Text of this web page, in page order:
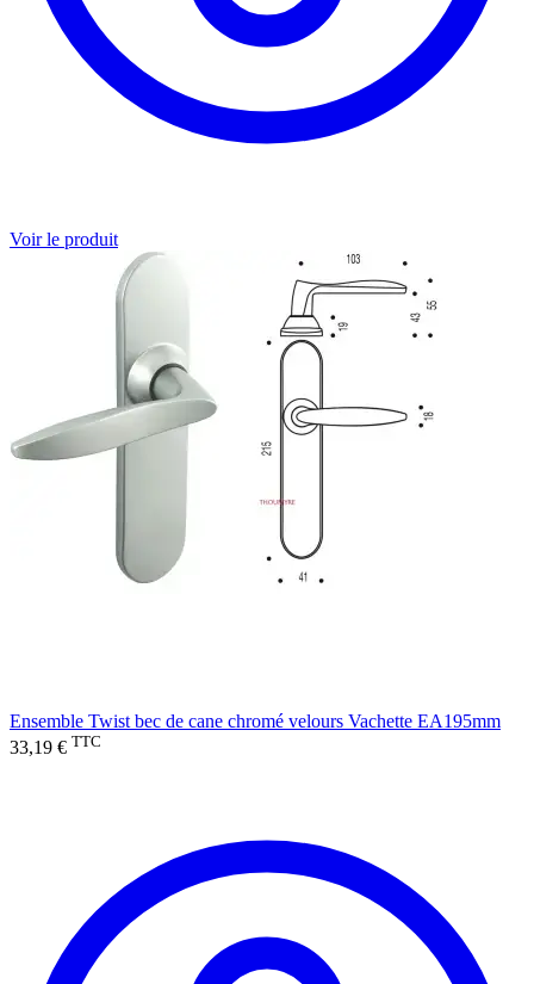
Voir le produit
Ensemble Twist bec de cane chromé velours Vachette EA195mm
33,19 € TTC